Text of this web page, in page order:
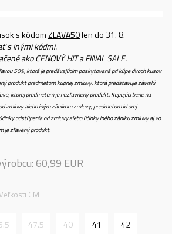
s kódomZLAVA50len do 31. 8.
s inými kódmi.
ako CENOVÝ HIT a FINAL SALE.
50%, ktorá je predávajúcim poskytovaná pri kúpe dvoch kusov
produkt predmetom kúpnej zmluvy, ktorá predstavuje závislú
ktorej predmetom je nezľavnený produkt. Kupujúci berie na
zmluvy alebo iným zánikom zmluvy, predmetom ktorej
odstúpenia od zmluvy alebo účinky iného zániku zmluvy aj vo
je zľavený produkt.
60,99EUR
CM
47.5 40 41 42